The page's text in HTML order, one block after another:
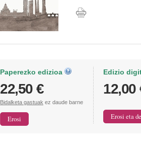
Paperezko edizioa
22,50 €
Bidalketa gastuak ez daude barne
Edizio
12,00